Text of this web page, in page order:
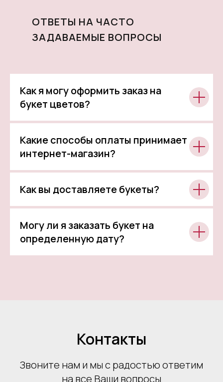
ОТВЕТЫ НА ЧАСТО
ЗАДАВАЕМЫЕ ВОПРОСЫ
Как я могу оформить заказ на
букет цветов?
Какие способы оплаты принимает
интернет-магазин?
Как вы доставляете букеты?
Могу ли я заказать букет на
определенную дату?
Контакты
Звоните нам и мы с радостью ответим
на все Ваши вопросы